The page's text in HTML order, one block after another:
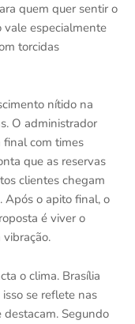
quem quer sentir o
vale especialmente
torcidas
nítido na
O administrador
final com times
que as reservas
clientes chegam
Após o apito final, o
é viver o
o clima. Brasília
se reflete nas
destacam. Segundo